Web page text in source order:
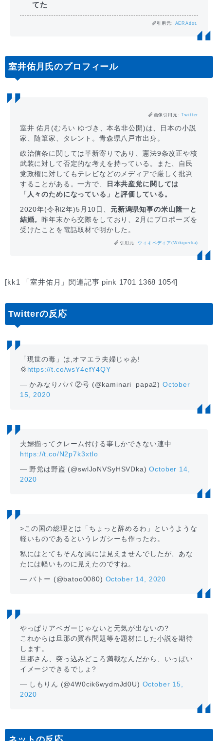
てた
引用元: AERAdot.
室井佑月氏のプロフィール
画像引用元:Twitter
室井 佑月(むろい ゆづき、本名非公開)は、日本の小説
家、随筆家、タレント。青森県八戸市出身。
政治信条に関しては革新寄りであり、憲法9条改正や核
武装に対して否定的な考えを持っている。また、自民
党政権に対してもテレビなどのメディアで厳しく批判
することがある。一方で、
日本共産党に関しては
「人々のためになっている」と評価している。
2020年(令和2年)5月10日、 元新潟県知事の米山隆一と
結婚。 昨年末から交際をしており、2月にプロポーズを
受けたことを電話取材で明かした。
引用元: ウィキペディア(Wikipedia)
[kk1 「室井佑月」関連記事 pink 1701 1368 1054]
Twitterの反応
「現世の毒」は,オマエラ夫婦じゃあ!
💢https://t.co/wsY4efY4QY
— かみなりパパ ②号 (@kaminari_papa2) October
15, 2020
夫婦揃ってクレーム付ける事しかできない連中
https://t.co/N2p7k3xtIo
— 野党は野盗 (@swlJoNVSyHSVDka)October 14,
2020
>この国の総理とは「ちょっと辞めるわ」というような
軽いものであるというレガシーも作ったわ。
私にはとてもそんな風には見えませんでしたが、あな
たには軽いものに見えたのですね。
— バトー (@batoo0080) October 14, 2020
やっぱりアベガーじゃないと元気が出ないの?
これからは旦那の買春問題等を題材にした小説を期待
します。
旦那さん、突っ込みどころ満載なんだから、いっぱい
イメージできるでしょ?
— しもりん (@4W0cik6wydmJd0U) October 15,
2020